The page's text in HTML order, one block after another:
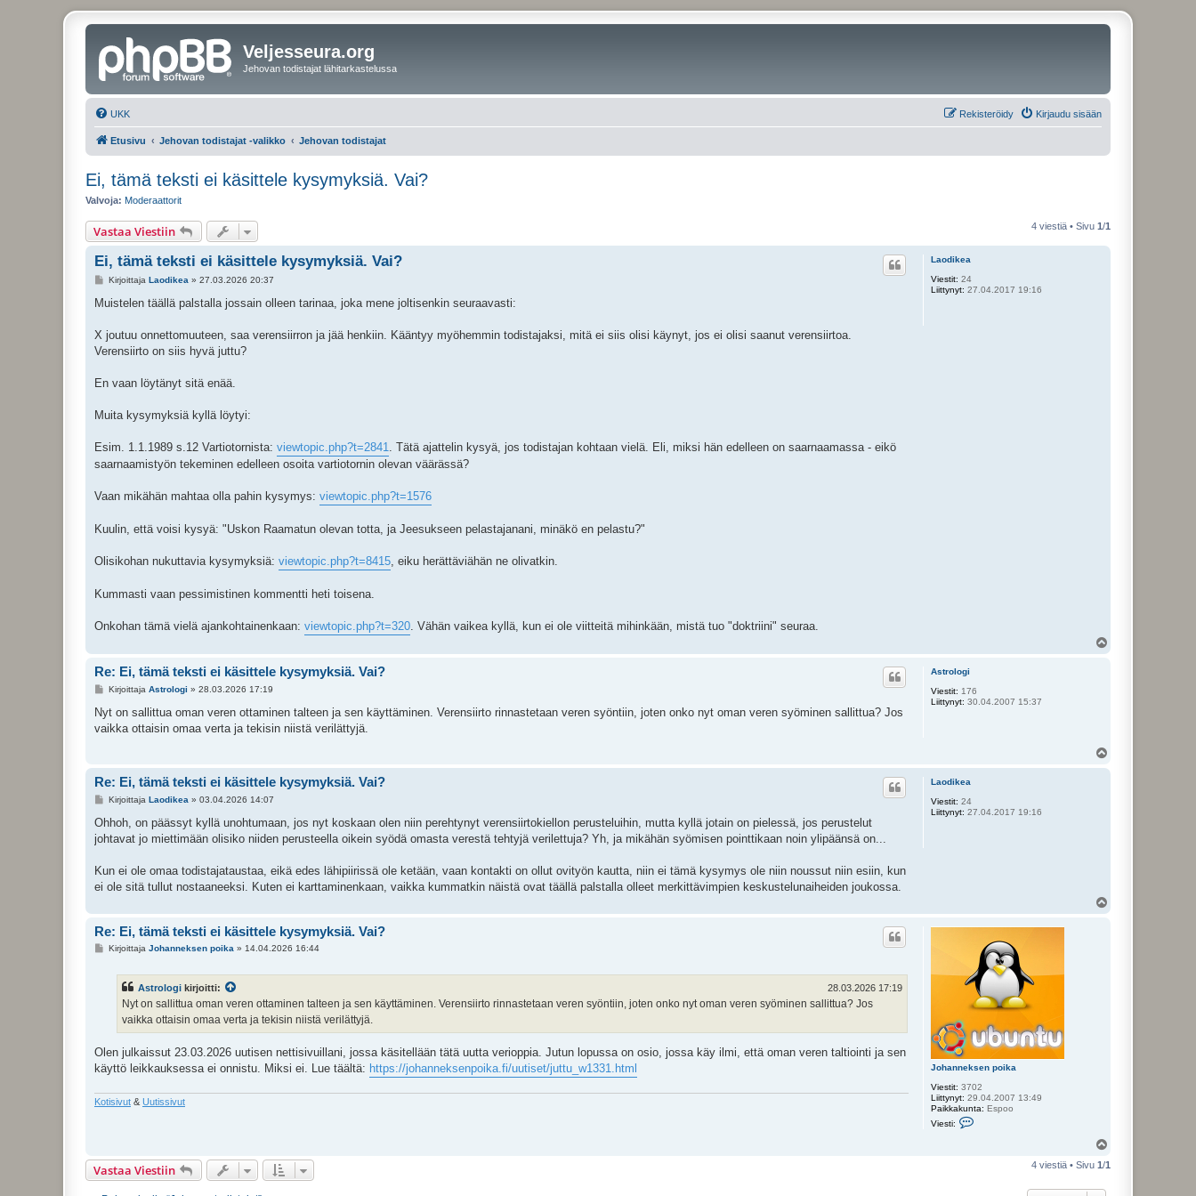
Veljesseura.org
Jehovan todistajat lähitarkastelussa
UKK Kirjaudu sisään
Rekisteröidy
Etusivu Jehovan todistajat -valikko Jehovan todistajat
Ei, tämä teksti ei käsittele kysymyksiä. Vai?
Valvoja: Moderaattorit
Vastaa Viestiin 4 viestiä • Sivu 1/1
Laodikea
Viestit: 24
Liittynyt: 27.04.2017 19:16
Ei, tämä teksti ei käsittele kysymyksiä. Vai?
V
e
i
Kirjoittaja Laodikea » 27.03.2026 20:37
Muistelen täällä palstalla jossain olleen tarinaa, joka mene joltisenkin seuraavasti:
X joutuu onnettomuuteen, saa verensiirron ja jää henkiin. Kääntyy myöhemmin todistajaksi, mitä ei siis olisi käynyt, jos ei olisi saanut verensiirtoa.
Verensiirto on siis hyvä juttu?
En vaan löytänyt sitä enää.
Muita kysymyksiä kyllä löytyi:
Esim. 1.1.1989 s.12 Vartiotornista: viewtopic.php?t=2841. Tätä ajattelin kysyä, jos todistajan kohtaan vielä. Eli, miksi hän edelleen on saarnaamassa - eikö
saarnaamistyön tekeminen edelleen osoita vartiotornin olevan väärässä?
Vaan mikähän mahtaa olla pahin kysymys: viewtopic.php?t=1576
Kuulin, että voisi kysyä: "Uskon Raamatun olevan totta, ja Jeesukseen pelastajanani, minäkö en pelastu?"
Olisikohan nukuttavia kysymyksiä: viewtopic.php?t=8415, eiku herättäviähän ne olivatkin.
Kummasti vaan pessimistinen kommentti heti toisena.
Onkohan tämä vielä ajankohtainenkaan: viewtopic.php?t=320. Vähän vaikea kyllä, kun ei ole viitteitä mihinkään, mistä tuo "doktriini" seuraa.
Astrologi
Viestit: 176
Liittynyt: 30.04.2007 15:37
Re: Ei, tämä teksti ei käsittele kysymyksiä. Vai?
V
e
s
t
Kirjoittaja Astrologi » 28.03.2026 17:19
Nyt on sallittua oman veren ottaminen talteen ja sen käyttäminen. Verensiirto rinnastetaan veren syöntiin, joten onko nyt oman veren syöminen sallittua? Jos
vaikka ottaisin omaa verta ja tekisin niistä verilättyjä.
Laodikea
Viestit: 24
Liittynyt: 27.04.2017 19:16
Re: Ei, tämä teksti ei käsittele kysymyksiä. Vai?
V
e
t
Kirjoittaja Laodikea » 03.04.2026 14:07
Ohhoh, on päässyt kyllä unohtumaan, jos nyt koskaan olen niin perehtynyt verensiirtokiellon perusteluihin, mutta kyllä jotain on pielessä, jos perustelut
johtavat jo miettimään olisiko niiden perusteella oikein syödä omasta verestä tehtyjä verilettuja? Yh, ja mikähän syömisen pointtikaan noin ylipäänsä on...
Kun ei ole omaa todistajataustaa, eikä edes lähipiirissä ole ketään, vaan kontakti on ollut ovityön kautta, niin ei tämä kysymys ole niin noussut niin esiin, kun
ei ole sitä tullut nostaaneeksi. Kuten ei karttaminenkaan, vaikka kummatkin näistä ovat täällä palstalla olleet merkittävimpien keskustelunaiheiden joukossa.
Johanneksen poika
Viestit: 3702
Liittynyt: 29.04.2007 13:49
Paikkakunta: Espoo
Viesti:
Re: Ei, tämä teksti ei käsittele kysymyksiä. Vai?
VKirjoittaja Johanneksen poika » 14.04.2026 16:44
Astrologi kirjoitti: 28.03.2026 17:19
Nyt on sallittua oman veren ottaminen talteen ja sen käyttäminen. Verensiirto rinnastetaan veren syöntiin, joten onko nyt oman veren syöminen sallittua? Jos
vaikka ottaisin omaa verta ja tekisin niistä verilättyjä.
Olen julkaissut 23.03.2026 uutisen nettisivuillani, jossa käsitellään tätä uutta verioppia. Jutun lopussa on osio, jossa käy ilmi, että oman veren taltiointi ja sen
käyttö leikkauksessa ei onnistu. Miksi ei. Lue täältä: https://johanneksenpoika.fi/uutiset/juttu_w1331.html
Kotisivut &Uutissivut
ö
Vastaa Viestiin 4 viestiä • Sivu 1/1